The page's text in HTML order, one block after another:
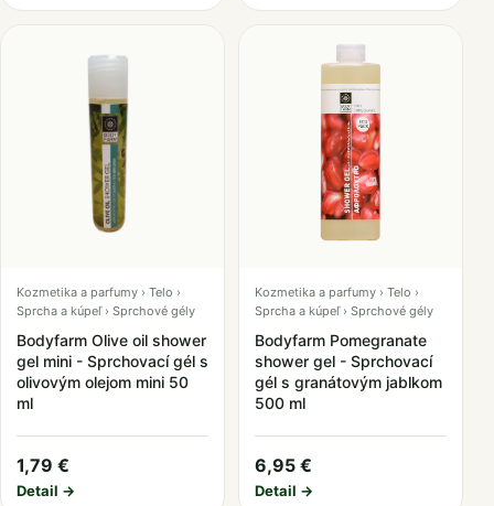
Kozmetika a parfumy › Telo ›
Sprcha a kúpeľ › Sprchové gély
Bodyfarm Olive oil shower
gel mini - Sprchovací gél s
olivovým olejom mini 50
ml
1,79 €
Detail →
Kozmetika a parfumy › Telo ›
Sprcha a kúpeľ › Sprchové gély
Bodyfarm Pomegranate
shower gel - Sprchovací
gél s granátovým jablkom
500 ml
6,95 €
Detail →